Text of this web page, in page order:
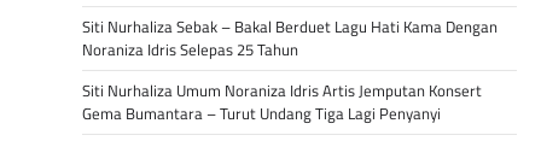
Siti Nurhaliza Sebak – Bakal Berduet Lagu Hati Kama Dengan
Noraniza Idris Selepas 25 Tahun
Siti Nurhaliza Umum Noraniza Idris Artis Jemputan Konsert
Gema Bumantara – Turut Undang Tiga Lagi Penyanyi